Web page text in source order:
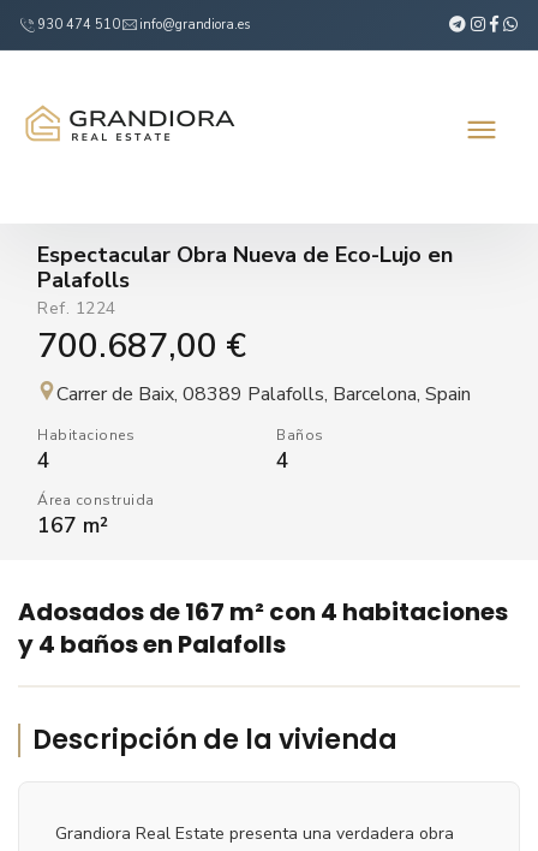
930 474 510 info@grandiora.es
Espectacular Obra Nueva de Eco-Lujo en
Palafolls
Ref. 1224
700.687,00 €
Carrer de Baix, 08389 Palafolls, Barcelona, Spain
Habitaciones
4
Baños
4
Área construida
167 m²
VER VÍDEO
Adosados de 167 m² con 4 habitaciones
y 4 baños en Palafolls
Descripción de la vivienda
Grandiora Real Estate presenta una verdadera obra